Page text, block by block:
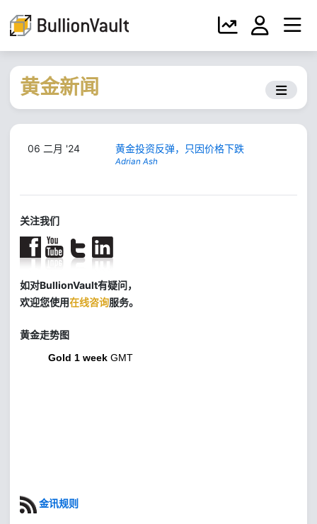
黄金新闻
06 二月 '24 黄金投资反弹，只因价格下跌
Adrian Ash
关注我们
如对BullionVault有疑问，
欢迎您使用在线咨询服务。
黄金走势图
Gold 1 week GMT
金讯规则